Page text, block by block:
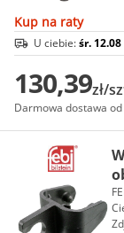
Kup na raty
U ciebie:śr. 12.08
130,39zł/
Darmowa dostawa od